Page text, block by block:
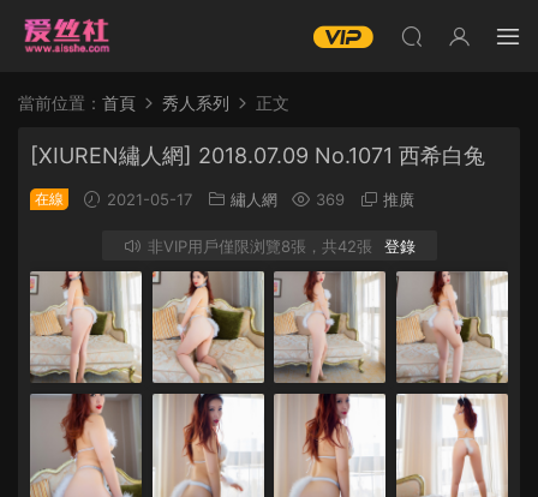
當前位置： 首頁 秀人系列 正文
[XIUREN繡人網] 2018.07.09 No.1071 西希白兔
在線 2021-05-17 繡人網 369 推廣
非VIP用戶僅限浏覽8張，共42張 登錄